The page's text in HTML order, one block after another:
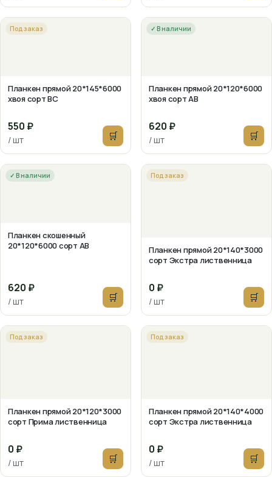
Под заказ
Планкен прямой 20*145*6000
хвоя сорт ВС
550 ₽
/ шт 🛒
✓ В наличии
Планкен прямой 20*120*6000
хвоя сорт АВ
620 ₽
/ шт 🛒
✓ В наличии
Планкен скошенный
20*120*6000 сорт АВ
620 ₽
/ шт 🛒
Под заказ
Планкен прямой 20*140*3000
сорт Экстра лиственница
0 ₽
/ шт 🛒
Под заказ
Планкен прямой 20*120*3000
сорт Прима лиственница
0 ₽
/ шт 🛒
Под заказ
Планкен прямой 20*140*4000
сорт Экстра лиственница
0 ₽
/ шт 🛒